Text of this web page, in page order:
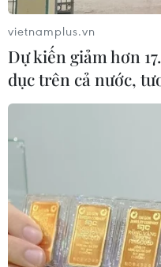
Chuyện cô bé dù
mắc 'hội chứng
vietnamplus.vn
Dự kiến giảm hơn
dục trên cả nước,